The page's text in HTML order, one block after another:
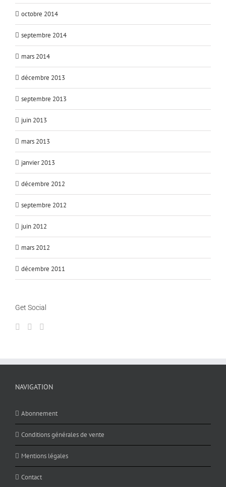
octobre 2014
septembre 2014
mars 2014
décembre 2013
septembre 2013
juin 2013
mars 2013
janvier 2013
décembre 2012
septembre 2012
juin 2012
mars 2012
décembre 2011
Get Social
NAVIGATION
Abonnement
Conditions générales de vente
Mentions légales
Contact